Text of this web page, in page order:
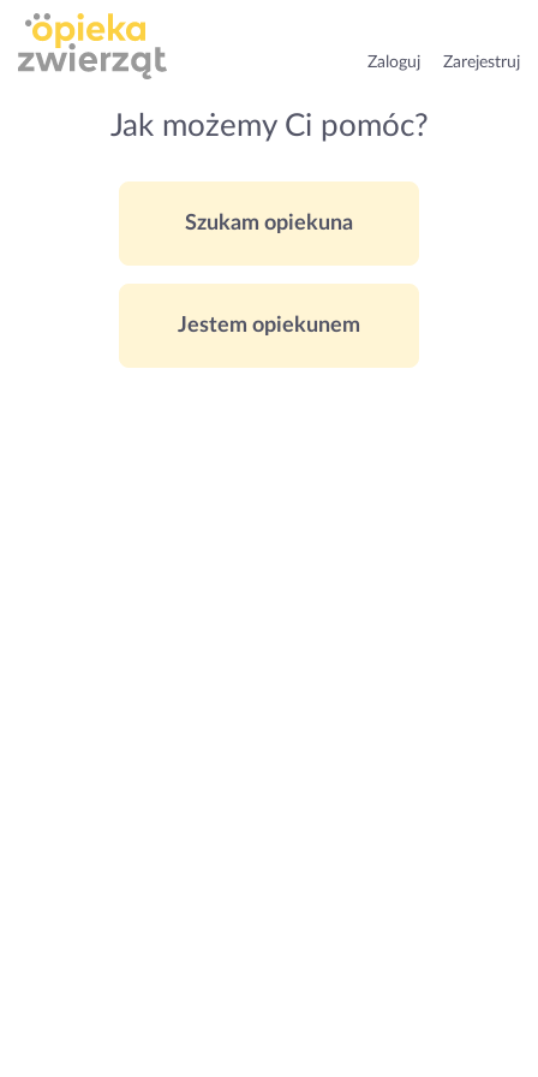
Zaloguj Zarejestruj
Jak możemy Ci pomóc?
Szukam opiekuna
Jestem opiekunem